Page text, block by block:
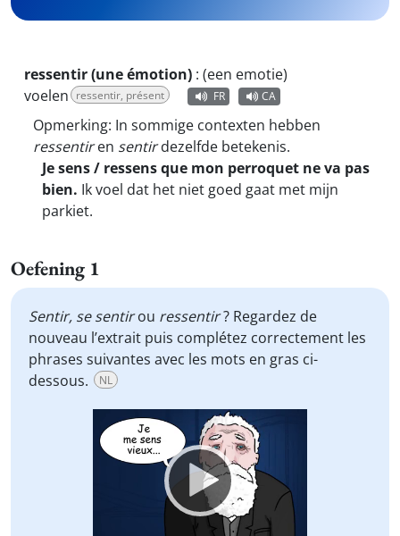
ressentir (une émotion) : (een emotie)
voelen ressentir, présent FR CA
Opmerking: In sommige contexten hebben
ressentiren sentirdezelfde betekenis.
Je sens / ressens que mon perroquet ne va pas
bien. Ik voel dat het niet goed gaat met mijn
parkiet.
Oefening 1
Sentir, se sentirou ressentir? Regardez de
nouveau l’extrait puis complétez correctement les
phrases suivantes avec les mots en gras ci-
dessous.
NL
Video
Player